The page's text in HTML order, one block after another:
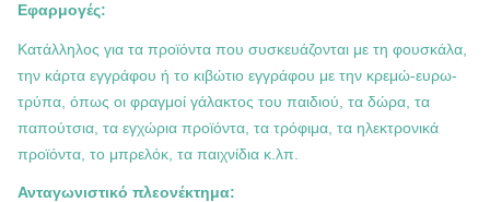
Εφαρμογές:
Κατάλληλος για τα προϊόντα που συσκευάζονται με τη φουσκάλα,
την κάρτα εγγράφου ή το κιβώτιο εγγράφου με την κρεμώ-ευρω-
τρύπα, όπως οι φραγμοί γάλακτος του παιδιού, τα δώρα, τα
παπούτσια, τα εγχώρια προϊόντα, τα τρόφιμα, τα ηλεκτρονικά
προϊόντα, το μπρελόκ, τα παιχνίδια κ.λπ.
Ανταγωνιστικό πλεονέκτημα: